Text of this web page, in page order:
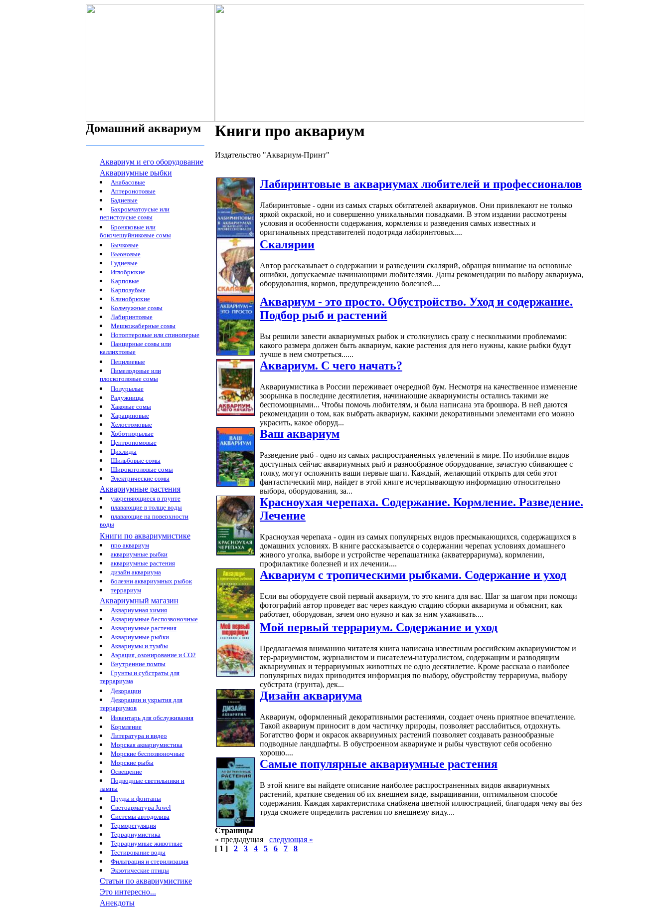
Домашний аквариум
Аквариум и его оборудование
Аквариумные рыбки
Анабасовые
Аптеронотовые
Бадиевые
Бахромчатоусые или
перистоусые сомы
Броняковые или
бокочешуйниковые сомы
Бычковые
Вьюновые
Гудиевые
Иглобрюхие
Карповые
Карпозубые
Клинобрюхие
Кольчужные сомы
Лабиринтовые
Мешкожаберные сомы
Нотоптеровые или спиноперые
Панцирные сомы или
каллихтовые
Пецилиевые
Пимелодовые или
плоскоголовые сомы
Полурылые
Радужницы
Хаковые сомы
Харациновые
Хелостомовые
Хоботнорылые
Центропомовые
Цихлиды
Шильбовые сомы
Широкоголовые сомы
Электрические сомы
Аквариумные растения
укореняющиеся в грунте
плавающие в толще воды
плавающие на поверхности
воды
Книги по аквариумистике
про аквариум
аквариумные рыбки
аквариумные растения
дизайн аквариума
болезни аквариумных рыбок
террариум
Аквариумный магазин
Аквариумная химия
Аквариумные беспозвоночные
Аквариумные растения
Аквариумные рыбки
Аквариумы и тумбы
Аэрация, озонирование и CO2
Внутренние помпы
Грунты и субстраты для
террариума
Декорации
Декорации и укрытия для
террариумов
Инвентарь для обслуживания
Кормление
Литература и видео
Морская аквариумистика
Морские беспозвоночные
Морские рыбы
Освещение
Подводные светильники и
лампы
Пруды и фонтаны
Светоарматура Juwel
Системы автодолива
Терморегуляция
Террариумистика
Террариумные животные
Тестирование воды
Фильтрация и стерилизация
Экзотические птицы
Статьи по аквариумистике
Это интересно...
Анекдоты
Книги про аквариум
Издательство "Аквариум-Принт"
Лабиринтовые в аквариумах любителей и профессионалов
Лабиринтовые - одни из самых старых обитателей аквариумов. Они привлекают не только
яркой окраской, но и совершенно уникальными повадками. В этом издании рассмотрены
условия и особенности содержания, кормления и разведения самых известных и
оригинальных представителей подотряда лабиринтовых....
Скалярии
Автор рассказывает о содержании и разведении скалярий, обращая внимание на основные
ошибки, допускаемые начинающими любителями. Даны рекомендации по выбору аквариума,
оборудования, кормов, предупреждению болезней....
Аквариум - это просто. Обустройство. Уход и содержание.
Подбор рыб и растений
Вы решили завести аквариумных рыбок и столкнулись сразу с несколькими проблемами:
какого размера должен быть аквариум, какие растения для него нужны, какие рыбки будут
лучше в нем смотреться......
Аквариум. С чего начать?
Аквариумистика в России переживает очередной бум. Несмотря на качественное изменение
зоорынка в последние десятилетия, начинающие аквариумисты остались такими же
беспомощными... Чтобы помочь любителям, и была написана эта брошюра. В ней даются
рекомендации о том, как выбрать аквариум, какими декоративными элементами его можно
украсить, какое оборуд...
Ваш аквариум
Разведение рыб - одно из самых распространенных увлечений в мире. Но изобилие видов
доступных сейчас аквариумных рыб и разнообразное оборудование, зачастую сбивающее с
толку, могут осложнить ваши первые шаги. Каждый, желающий открыть для себя этот
фантастический мир, найдет в этой книге исчерпывающую информацию относительно
выбора, оборудования, за...
Красноухая черепаха. Содержание. Кормление. Разведение.
Лечение
Красноухая черепаха - один из самых популярных видов пресмыкающихся, содержащихся в
домашних условиях. В книге рассказывается о содержании черепах условиях домашнего
живого уголка, выборе и устройстве черепашатника (акватеррариума), кормлении,
профилактике болезней и их лечении....
Аквариум с тропическими рыбками. Содержание и уход
Если вы оборудуете свой первый аквариум, то это книга для вас. Шаг за шагом при помощи
фотографий автор проведет вас через каждую стадию сборки аквариума и объяснит, как
работает, оборудован, зачем оно нужно и как за ним ухаживать....
Мой первый террариум. Содержание и уход
Предлагаемая вниманию читателя книга написана известным российским аквариумистом и
тер-рариумистом, журналистом и писателем-натуралистом, содержащим и разводящим
аквариумных и террариумных животных не одно десятилетие. Кроме рассказа о наиболее
популярных видах приводится информация по выбору, обустройству террариума, выбору
субстрата (грунта), дек...
Дизайн аквариума
Аквариум, оформленный декоративными растениями, создает очень приятное впечатление.
Такой аквариум приносит в дом частичку природы, позволяет расслабиться, отдохнуть.
Богатство форм и окрасок аквариумных растений позволяет создавать разнообразные
подводные ландшафты. В обустроенном аквариуме и рыбы чувствуют себя особенно
хорошо....
Самые популярные аквариумные растения
В этой книге вы найдете описание наиболее распространенных видов аквариумных
растений, краткие сведения об их внешнем виде, выращивании, оптимальном способе
содержания. Каждая характеристика снабжена цветной иллюстрацией, благодаря чему вы без
труда сможете определить растения по внешнему виду....
Страницы
« предыдущая следующая »
[ 1 ]
2 3 4 5 6 7 8